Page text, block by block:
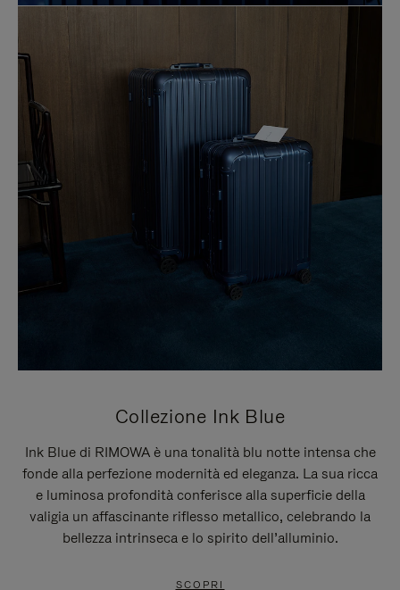
Collezione Ink Blue
Ink Blue di RIMOWA è una tonalità blu notte intensa che
fonde alla perfezione modernità ed eleganza. La sua ricca
e luminosa profondità conferisce alla superficie della
valigia un affascinante riflesso metallico, celebrando la
bellezza intrinseca e lo spirito dell’alluminio.
SCOPRI